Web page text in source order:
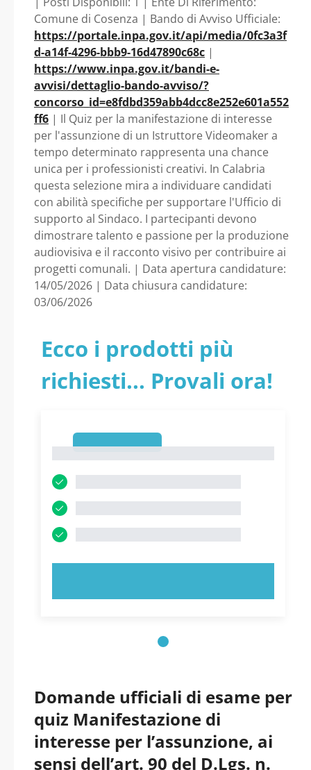
Sindaco (Staff
Sindaco). - Calabria -
Comune di Cosenza
Comune di Cosenza | Bando di Avviso Ufficiale:
https://portale.inpa.gov.it/api/media/0fc3a3f
d-a14f-4296-bbb9-16d47890c68c |
https://www.inpa.gov.it/bandi-e-
avvisi/dettaglio-bando-avviso/?
concorso_id=e8fdbd359abb4dcc8e252e601a552
ff6 | Il Quiz per la manifestazione di interesse
per l'assunzione di un Istruttore Videomaker a
tempo determinato rappresenta una chance
unica per i professionisti creativi. In Calabria
questa selezione mira a individuare candidati
con abilità specifiche per supportare l'Ufficio di
supporto al Sindaco. I partecipanti devono
dimostrare talento e passione per la produzione
audiovisiva e il racconto visivo per contribuire ai
progetti comunali. | Data apertura candidature:
14/05/2026 | Data chiusura candidature:
03/06/2026
Ecco i prodotti più
richiesti... Provali ora!
Domande ufficiali di esame per
quiz Manifestazione di
interesse per l’assunzione, ai
sensi dell’art. 90 del D.Lgs. n.